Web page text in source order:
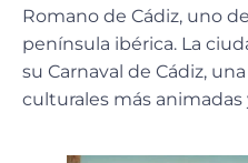
Romano de Cádiz, uno
península ibérica. La
su Carnaval de Cádiz,
culturales más animadas